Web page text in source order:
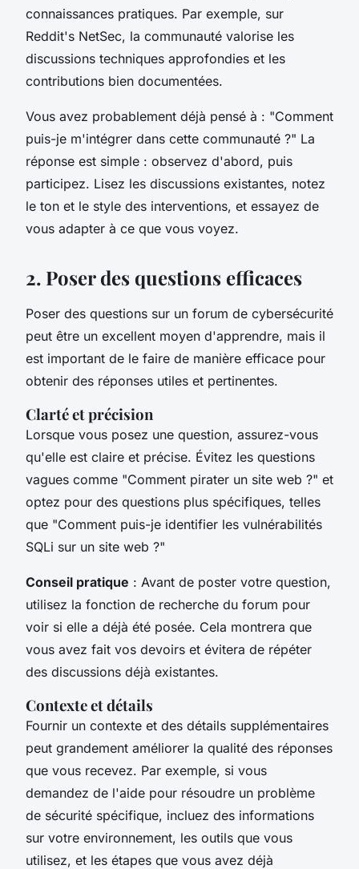
connaissances pratiques. Par exemple, sur
Reddit's NetSec, la communauté valorise les
discussions techniques approfondies et les
contributions bien documentées.
Vous avez probablement déjà pensé à : "Comment
puis-je m'intégrer dans cette communauté ?" La
réponse est simple : observez d'abord, puis
participez. Lisez les discussions existantes, notez
le ton et le style des interventions, et essayez de
vous adapter à ce que vous voyez.
2. Poser des questions efficaces
Poser des questions sur un forum de cybersécurité
peut être un excellent moyen d'apprendre, mais il
est important de le faire de manière efficace pour
obtenir des réponses utiles et pertinentes.
Clarté et précision
Lorsque vous posez une question, assurez-vous
qu'elle est claire et précise. Évitez les questions
vagues comme "Comment pirater un site web ?" et
optez pour des questions plus spécifiques, telles
que "Comment puis-je identifier les vulnérabilités
SQLi sur un site web ?"
Conseil pratique : Avant de poster votre question,
utilisez la fonction de recherche du forum pour
voir si elle a déjà été posée. Cela montrera que
vous avez fait vos devoirs et évitera de répéter
des discussions déjà existantes.
Contexte et détails
Fournir un contexte et des détails supplémentaires
peut grandement améliorer la qualité des réponses
que vous recevez. Par exemple, si vous
demandez de l'aide pour résoudre un problème
de sécurité spécifique, incluez des informations
sur votre environnement, les outils que vous
utilisez, et les étapes que vous avez déjà